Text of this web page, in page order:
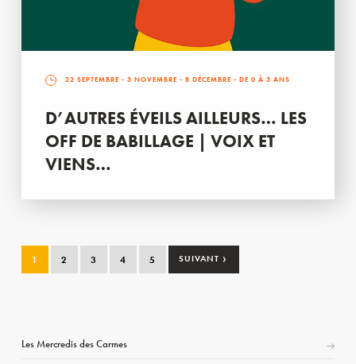
22 SEPTEMBRE - 3 NOVEMBRE - 8 DÉCEMBRE - DE 0 À 3 ANS
D’AUTRES ÉVEILS AILLEURS… LES
OFF DE BABILLAGE | VOIX ET
VIENS…
1 2 3 4 5 SUIVANT ›
Les Mercredis des Carmes